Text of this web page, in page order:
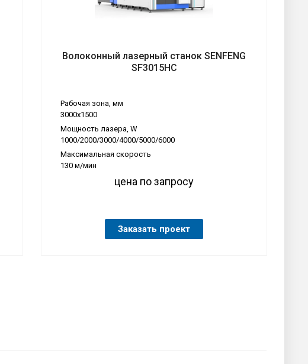
Волоконный лазерный станок SENFENG
SF3015HC
Рабочая зона, мм
3000х1500
Мощность лазера, W
1000/2000/3000/4000/5000/6000
Максимальная скорость
130 м/мин
цена по запросу
Заказать проект